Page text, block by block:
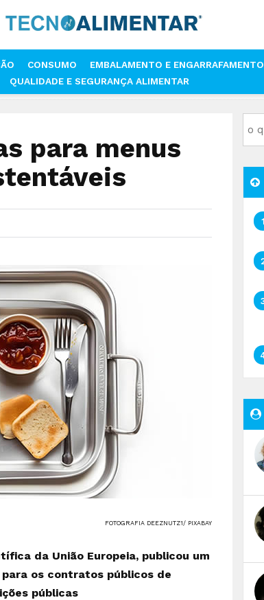
CONSUMO
EMBALAMENTO E ENGARRAFAMENTO
QUALIDADE E SEGURANÇA ALIMENTAR
MENUS MAIS SAUDÁVEIS E SUSTENTÁVEIS
para menus
FOTOGRAFIA DEEZNUTZ1/ PIXABAY
da União Europeia, publicou um
os contratos públicos de
públicas